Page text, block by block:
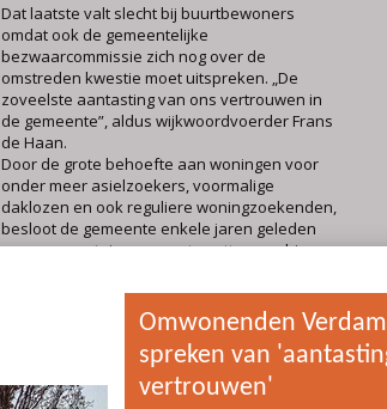
Dat laatste valt slecht bij buurtbewoners
omdat ook de gemeentelijke
bezwaarcommissie zich nog over de
omstreden kwestie moet uitspreken. „De
zoveelste aantasting van ons vertrouwen in
de gemeente”, aldus wijkwoordvoerder Frans
de Haan.
Door de grote behoefte aan woningen voor
onder meer asielzoekers, voormalige
daklozen en ook reguliere woningzoekenden,
besloot de gemeente enkele jaren geleden
om wooncontainers neer te zetten op drie
Sumatrastraat, moeten zestien containers
weer verdwijnen om plaats te maken voor
een appartementencomplex. De zoektocht
naar een nieuwe stek bleek bepaald geen